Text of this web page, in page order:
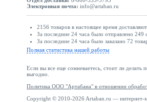
Электронная почта: info@artaban.ru
2156 товаров в настоящее время
За последние 24 часа было отправлено
За последние 24 часа было заказано 72
Полная статистика нашей работы
Если вы все еще сомневаетесь, стоит ли делать
выгодно.
Политика ООО "Артабана" в отношении
Copyright © 2010-2026 Artaban.ru — интернет-